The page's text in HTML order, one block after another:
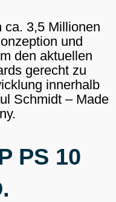
ca. 3,5 Millionen
und
den aktuellen
gerecht zu
innerhalb
Schmidt – Made
PS 10